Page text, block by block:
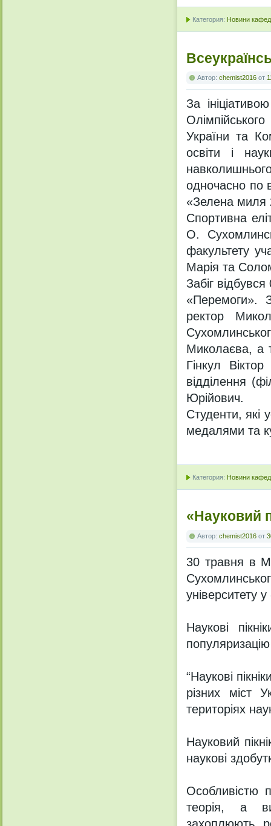
Категория: Новини
Автор: chemist2016 от
За
України та
освіти і
одночасно по
«Зелена миля
Спортивна
О.
факультету
Марія та
Забіг
«Перемоги».
ректор
Миколаєва, а
Гінкул
відділення
Юрійович.
Студенти,
медалями та
Категория: Новини
«Науковий
Автор: chemist2016 от
30 травня в
університету
Наукові
“Наукові
різних міст
територіях
Науковий
наукові
Особливістю
теорія, а